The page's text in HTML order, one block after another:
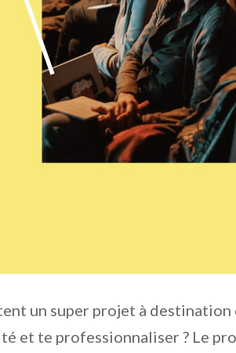
un super projet à
et te professionnaliser ? Le